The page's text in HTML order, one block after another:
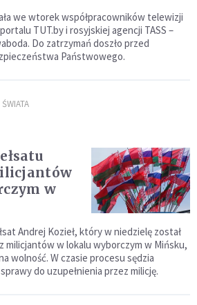
we wtorek współpracowników telewizji
TUT.by i rosyjskiej agencji TASS –
Do zatrzymań doszło przed
Państwowego.
w
Andrej Kozieł, który w niedzielę został
milicjantów w lokalu wyborczym w Mińsku,
wolność. W czasie procesu sędzia
do uzupełnienia przez milicję.